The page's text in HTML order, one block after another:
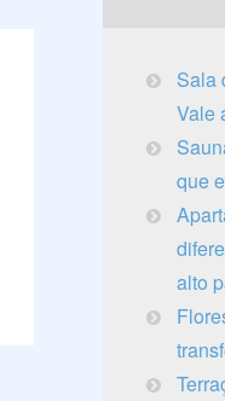
Sala
Vale
que
alto